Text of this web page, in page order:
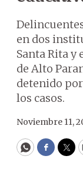
en dos
Santa Rita y
de Alto
detenido
los casos.
Noviembre 11,
WhatsApp